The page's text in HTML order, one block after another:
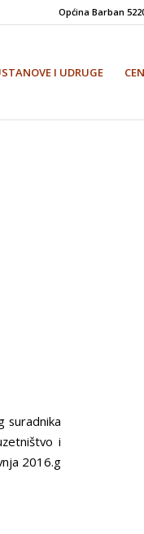
Općina Barban
I UDRUGE
suradnika
i
2016.g